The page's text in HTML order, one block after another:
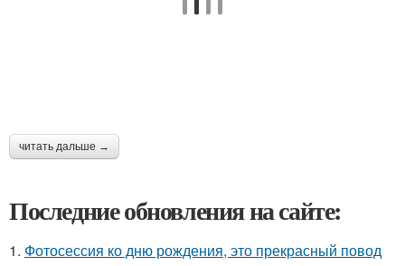
читать дальше →
Последние обновления на сайте:
1. Фотосессия ко дню рождения, это прекрасный повод